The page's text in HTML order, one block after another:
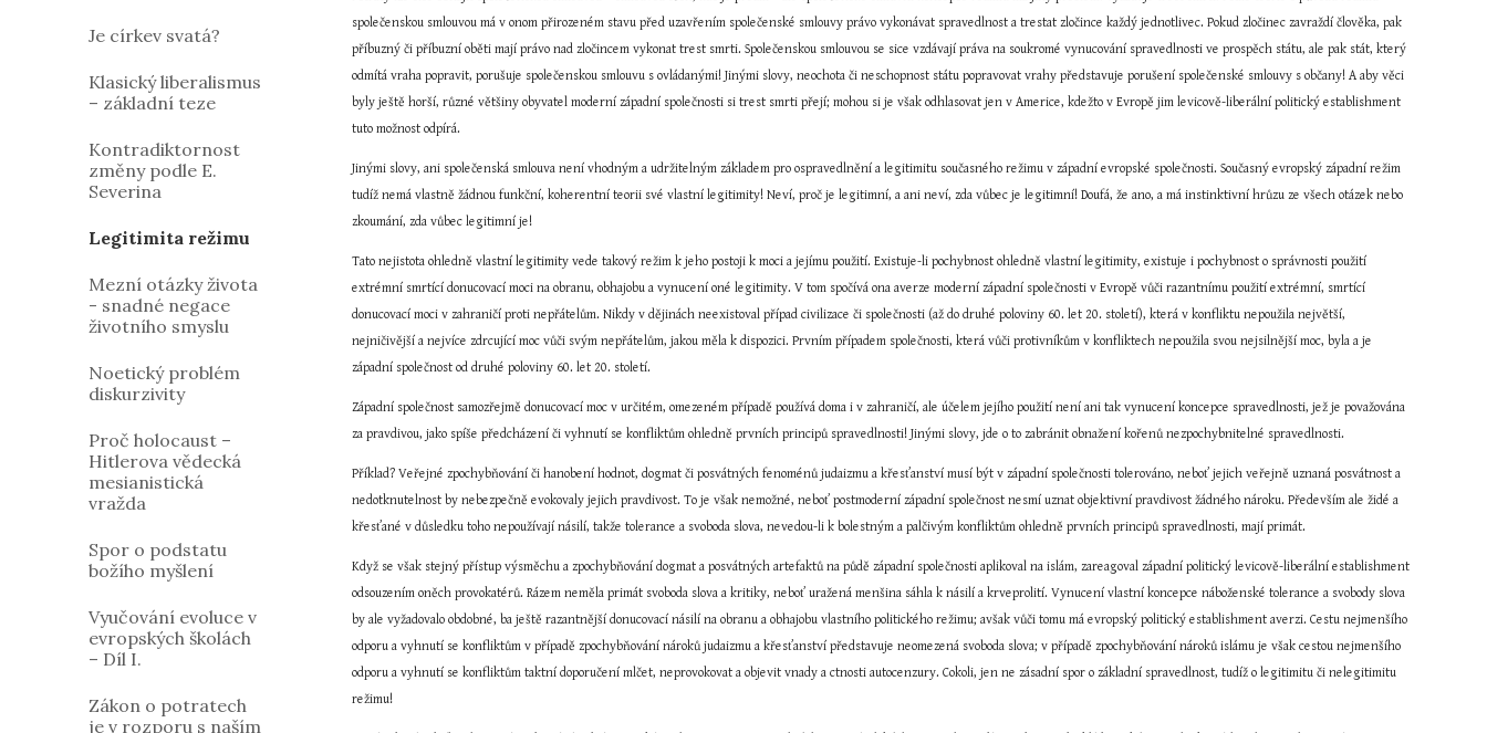
Je církev svatá?
Klasický liberalismus
– základní teze
Kontradiktornost
změny podle E.
Severina
Legitimita režimu
Mezní otázky života
- snadné negace
životního smyslu
Noetický problém
diskurzivity
Proč holocaust –
Hitlerova vědecká
mesianistická
vražda
Spor o podstatu
božího myšlení
Vyučování evoluce v
evropských školách
– Díl I.
Zákon o potratech
je v rozporu s naším
společenskou smlouvou má v onom přirozeném stavu před uzavřením společenské smlouvy právo vykonávat spravedlnost a trestat zločince každý jednotlivec. Pokud zločinec zavraždí člověka, pak
příbuzný či příbuzní oběti mají právo nad zločincem vykonat trest smrti. Společenskou smlouvou se sice vzdávají práva na soukromé vynucování spravedlnosti ve prospěch státu, ale pak stát, který
odmítá vraha popravit, porušuje společenskou smlouvu s ovládanými! Jinými slovy, neochota či neschopnost státu popravovat vrahy představuje porušení společenské smlouvy s občany! A aby věci
byly ještě horší, různé většiny obyvatel moderní západní společnosti si trest smrti přejí; mohou si je však odhlasovat jen v Americe, kdežto v Evropě jim levicově-liberální politický establishment
tuto možnost odpírá.
Jinými slovy, ani společenská smlouva není vhodným a udržitelným základem pro ospravedlnění a legitimitu současného režimu v západní evropské společnosti. Současný evropský západní režim
tudíž nemá vlastně žádnou funkční, koherentní teorii své vlastní legitimity! Neví, proč je legitimní, a ani neví, zda vůbec je legitimní! Doufá, že ano, a má instinktivní hrůzu ze všech otázek nebo
zkoumání, zda vůbec legitimní je!
Tato nejistota ohledně vlastní legitimity vede takový režim k jeho postoji k moci a jejímu použití. Existuje-li pochybnost ohledně vlastní legitimity, existuje i pochybnost o správnosti použití
extrémní smrtící donucovací moci na obranu, obhajobu a vynucení oné legitimity. V tom spočívá ona averze moderní západní společnosti v Evropě vůči razantnímu použití extrémní, smrtící
donucovací moci v zahraničí proti nepřátelům. Nikdy v dějinách neexistoval případ civilizace či společnosti (až do druhé poloviny 60. let 20. století), která v konfliktu nepoužila největší,
nejničivější a nejvíce zdrcující moc vůči svým nepřátelům, jakou měla k dispozici. Prvním případem společnosti, která vůči protivníkům v konfliktech nepoužila svou nejsilnější moc, byla a je
západní společnost od druhé poloviny 60. let 20. století.
Západní společnost samozřejmě donucovací moc v určitém, omezeném případě používá doma i v zahraničí, ale účelem jejího použití není ani tak vynucení koncepce spravedlnosti, jež je považována
za pravdivou, jako spíše předcházení či vyhnutí se konfliktům ohledně prvních principů spravedlnosti! Jinými slovy, jde o to zabránit obnažení kořenů nezpochybnitelné spravedlnosti.
Příklad? Veřejné zpochybňování či hanobení hodnot, dogmat či posvátných fenoménů judaizmu a křesťanství musí být v západní společnosti tolerováno, neboť jejich veřejně uznaná posvátnost a
nedotknutelnost by nebezpečně evokovaly jejich pravdivost. To je však nemožné, neboť postmoderní západní společnost nesmí uznat objektivní pravdivost žádného nároku. Především ale židé a
křesťané v důsledku toho nepoužívají násilí, takže tolerance a svoboda slova, nevedou-li k bolestným a palčivým konfliktům ohledně prvních principů spravedlnosti, mají primát.
Když se však stejný přístup výsměchu a zpochybňování dogmat a posvátných artefaktů na půdě západní společnosti aplikoval na islám, zareagoval západní politický levicově-liberální establishment
odsouzením oněch provokatérů. Rázem neměla primát svoboda slova a kritiky, neboť uražená menšina sáhla k násilí a krveprolití. Vynucení vlastní koncepce náboženské tolerance a svobody slova
by ale vyžadovalo obdobné, ba ještě razantnější donucovací násilí na obranu a obhajobu vlastního politického režimu; avšak vůči tomu má evropský politický establishment averzi. Cestu nejmenšího
odporu a vyhnutí se konfliktům v případě zpochybňování nároků judaizmu a křesťanství představuje neomezená svoboda slova; v případě zpochybňování nároků islámu je však cestou nejmenšího
odporu a vyhnutí se konfliktům taktní doporučení mlčet, neprovokovat a objevit vnady a ctnosti autocenzury. Cokoli, jen ne zásadní spor o základní spravedlnost, tudíž o legitimitu či nelegitimitu
režimu!